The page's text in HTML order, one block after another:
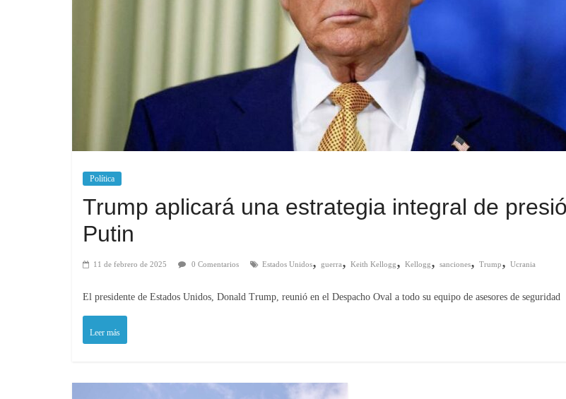
Política
Trump aplicará una estrategia integral de
Putin
11 de febrero de 2025 0 Comentarios Estados Unidos, guerra, Keith Kellogg, Kellogg, sanciones, Trump, Ucrania
El presidente de Estados Unidos, Donald Trump, reunió en el Despacho Oval a todo su equipo de asesores de seguridad
Leer más